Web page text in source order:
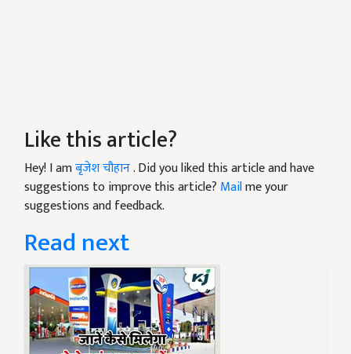
Like this article?
Hey! I amबृजेश चौहान. Did you liked this article and have
suggestions to improve this article? Mailme your
suggestions and feedback.
Read next